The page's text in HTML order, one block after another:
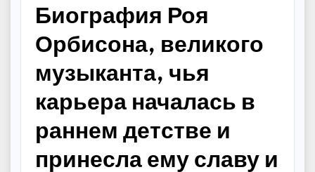
Биография Роя
Орбисона, великого
музыканта, чья
карьера началась в
раннем детстве и
принесла ему славу и